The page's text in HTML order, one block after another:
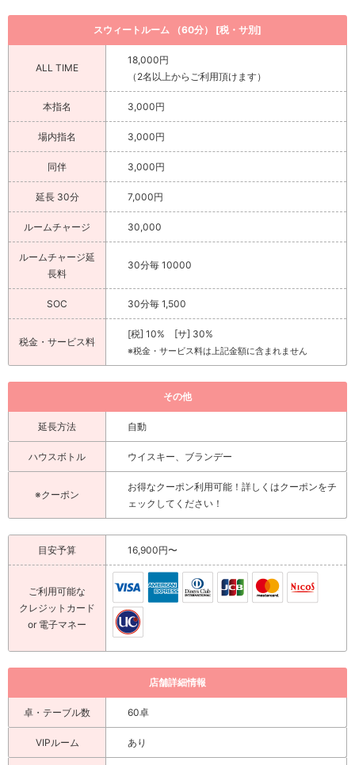
スウィートルーム （60分） [税・サ別]
ALL TIME
18,000円
（2名以上からご利用頂けます）
本指名 3,000円
場内指名 3,000円
同伴 3,000円
延長 30分 7,000円
ルームチャージ 30,000
ルームチャージ延
長料
30分毎 10000
SOC 30分毎 1,500
税金・サービス料
[税] 10% [サ] 30%
※税金・サービス料は上記金額に含まれません
その他
延長方法 自動
ハウスボトル ウイスキー、ブランデー
※クーポン
お得なクーポン利用可能！詳しくはクーポンをチ
ェックしてください！
目安予算 16,900円〜
ご利用可能な
クレジットカード
or 電子マネー
店舗詳細情報
卓・テーブル数 60卓
VIPルーム あり